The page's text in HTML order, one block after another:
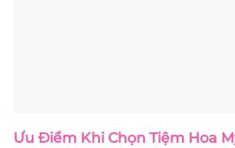
Ưu Điểm Khi Chọn Tiệm Hoa